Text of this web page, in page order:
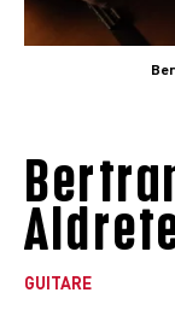
GUITARE